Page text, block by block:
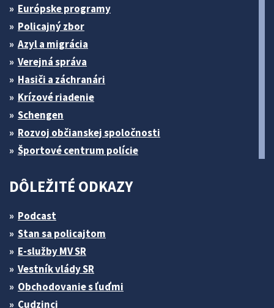
Európske programy
Policajný zbor
Azyl a migrácia
Verejná správa
Hasiči a záchranári
Krízové riadenie
Schengen
Rozvoj občianskej spoločnosti
Športové centrum polície
DÔLEŽITÉ ODKAZY
Podcast
Stan sa policajtom
E-služby MV SR
Vestník vlády SR
Obchodovanie s ľuďmi
Cudzinci